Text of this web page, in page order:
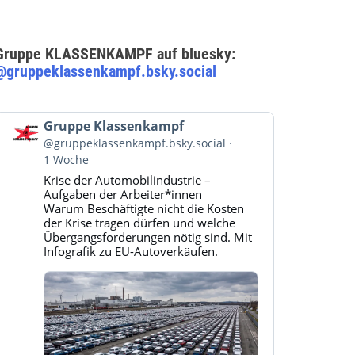
KLASSENKAMPF auf bluesky:
Beitrag
von
Gruppe
Klassenkampf
Bluesky
ansehen
Gruppe Klassenkampf
@gruppeklassenkampf.bsky.social
1 Woche
Krise der Automobilindustrie –
Aufgaben der Arbeiter*innen
Warum Beschäftigte nicht die Kosten
der Krise tragen dürfen und welche
Übergangsforderungen nötig sind. Mit
Infografik zu EU-Autoverkäufen.